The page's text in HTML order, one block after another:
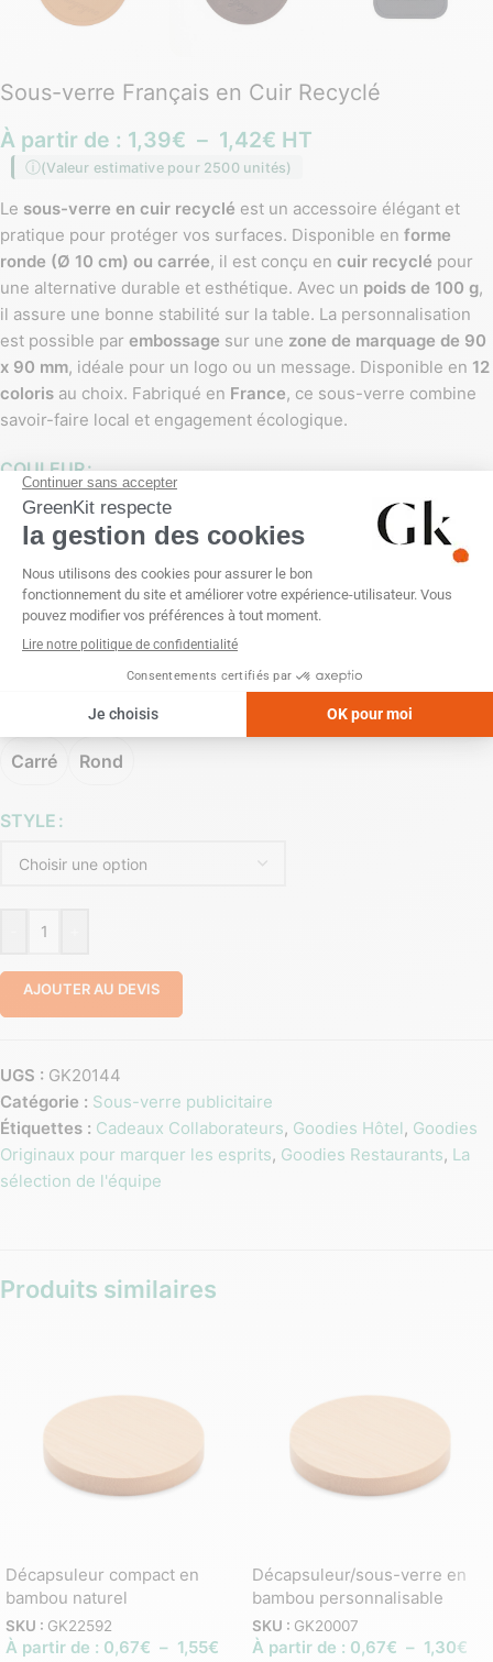
Sous-verre Français en Cuir Recyclé
À partir de : 1,39€ – 1,42€ HT
(Valeur estimative pour 2500 unités)
Le sous-verre en cuir recyclé est un accessoire élégant et
pratique pour protéger vos surfaces. Disponible en forme
ronde (Ø 10 cm) ou carrée, il est conçu en cuir recyclé pour
une alternative durable et esthétique. Avec un poids de 100 g,
il assure une bonne stabilité sur la table. La personnalisation
est possible par embossage sur une zone de marquage de 90
x 90 mm, idéale pour un logo ou un message. Disponible en 12
coloris au choix. Fabriqué en France, ce sous-verre combine
savoir-faire local et engagement écologique.
COULEUR
PERSONNALISATION
Carré Rond
STYLE
AJOUTER AU DEVIS
UGS : GK20144
Catégorie : Sous-verre publicitaire
Étiquettes : Cadeaux Collaborateurs, Goodies Hôtel, Goodies
Originaux pour marquer les esprits, Goodies Restaurants, La
sélection de l'équipe
Produits similaires
Décapsuleur compact en
bambou naturel
SKU : GK22592
À partir de : 0,67€ – 1,55€
Décapsuleur/sous-verre en
bambou personnalisable
SKU : GK20007
À partir de : 0,67€ – 1,30€